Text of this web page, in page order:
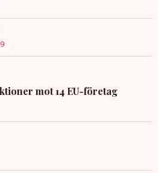
mot 14 EU-företag